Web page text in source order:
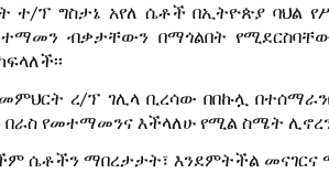
ተ/ፕ ግስታኔ አየለ ሴቶች በኢትዮጵያ
ብቃታቸውን በማጎልበት
መምህርት ረ/ፕ ገሊላ ቢረሳው በበኩሏ
የመተማመንና እችላለሁ የሚል ስሜት ሊኖረን
ሴቶችን ማበረታታት፣ እንደምትችል መናገርና